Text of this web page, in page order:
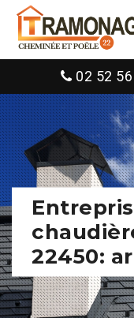
02 52
22450: